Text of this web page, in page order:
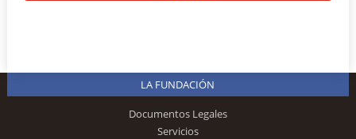
LA FUNDACIÓN
Documentos Legales
Servicios